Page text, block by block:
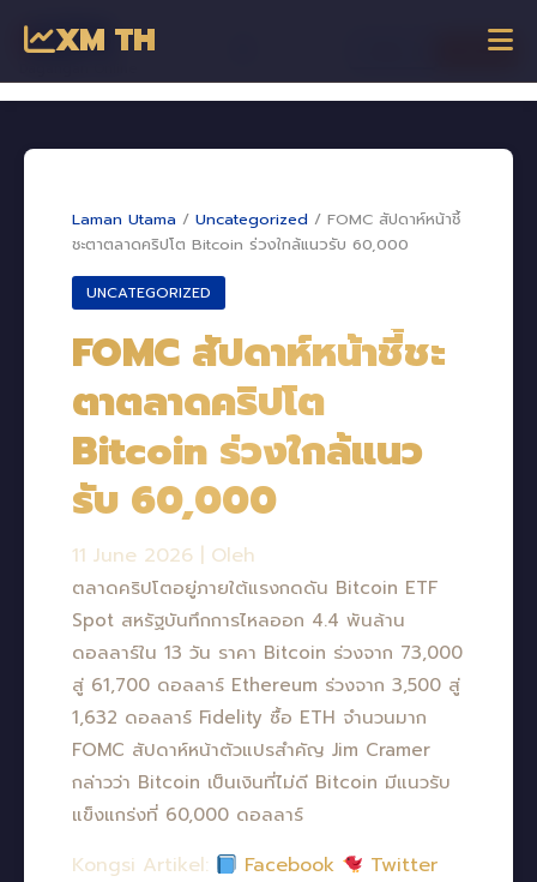
XM TH เริ่มเทรด
Laman Utama / Uncategorized / FOMC สัปดาห์หน้าชี้
ชะตาตลาดคริปโต Bitcoin ร่วงใกล้แนวรับ 60,000
UNCATEGORIZED
FOMC สัปดาห์หน้าชี้ชะ
ตาตลาดคริปโต
Bitcoin ร่วงใกล้แนว
รับ 60,000
11 June 2026 Oleh
ตลาดคริปโตอยู่ภายใต้แรงกดดัน Bitcoin ETF
Spot สหรัฐบันทึกการไหลออก 4.4 พันล้าน
ดอลลาร์ใน 13 วัน ราคา Bitcoin ร่วงจาก 73,000
สู่ 61,700 ดอลลาร์ Ethereum ร่วงจาก 3,500 สู่
1,632 ดอลลาร์ Fidelity ซื้อ ETH จำนวนมาก
FOMC สัปดาห์หน้าตัวแปรสำคัญ Jim Cramer
กล่าวว่า Bitcoin เป็นเงินที่ไม่ดี Bitcoin มีแนวรับ
แข็งแกร่งที่ 60,000 ดอลลาร์
Kongsi Artikel: Facebook
Twitter